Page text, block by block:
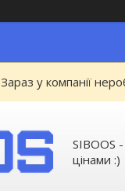
Зараз у компанії
SIBOOS
цінами :)